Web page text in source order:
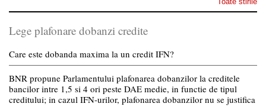
Lege plafonare dobanzi credite
Care este dobanda maxima la un credit IFN?
BNR propune Parlamentului plafonarea dobanzilor la creditele
bancilor intre 1,5 si 4 ori peste DAE medie, in functie de tipul
creditului; in cazul IFN-urilor, plafonarea dobanzilor nu se justifica